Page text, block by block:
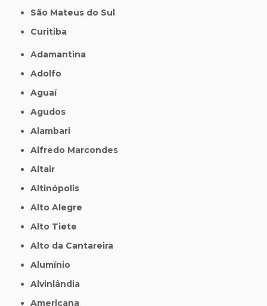
São Mateus do Sul
Curitiba
Adamantina
Adolfo
Aguaí
Agudos
Alambari
Alfredo Marcondes
Altair
Altinópolis
Alto Alegre
Alto Tiete
Alto da Cantareira
Alumínio
Alvinlândia
Americana